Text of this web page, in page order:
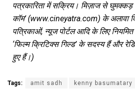
पत्रकारिता में सक्रिय। मिज़ाज से
कॉम’ (www.cineyatra.com) के अलावा
पत्रिकाओं, न्यूज पोर्टल आदि के लिए
‘फिल्म क्रिटिक्स गिल्ड’ के सदस्य हैं और
हुए हैं।)
Tags: amit sadh kenny basumatary